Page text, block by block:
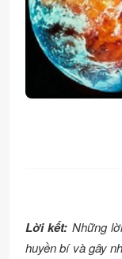
Lời kết: Những
huyền bí và gây